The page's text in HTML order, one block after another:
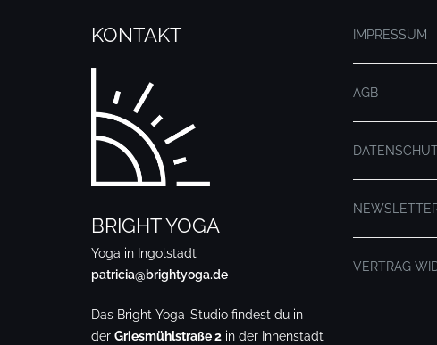
KONTAKT
BRIGHT YOGA
Yoga in Ingolstadt
patricia@brightyoga.de
Das Bright Yoga-Studio findest du in
der Griesmühlstraße 2 in der Innenstadt
IMPRESSUM
AGB
VERTRAG